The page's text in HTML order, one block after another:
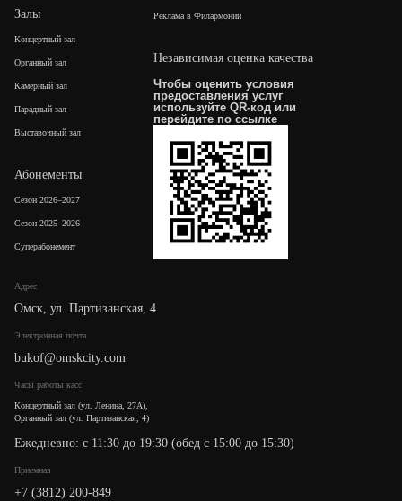
Адрес
Омск, ул. Партизанская, 4
Электронная почта
bukof@omskcity.com
Часы работы касс
Концертный зал (ул. Ленина, 27А),
Органный зал (ул. Партизанская, 4)
Ежедневно: с 11:30 до 19:30 (обед с 15:00 до 15:30)
Приемная
+7 (3812) 200-849
Залы
Концертный зал
Органный зал
Камерный зал
Парадный зал
Выставочный зал
Абонементы
Сезон 2026–2027
Сезон 2025–2026
Суперабонемент
Реклама в Филармонии
Независимая оценка качества
Чтобы оценить условия
предоставления услуг
используйте QR-код или
перейдите по ссылке